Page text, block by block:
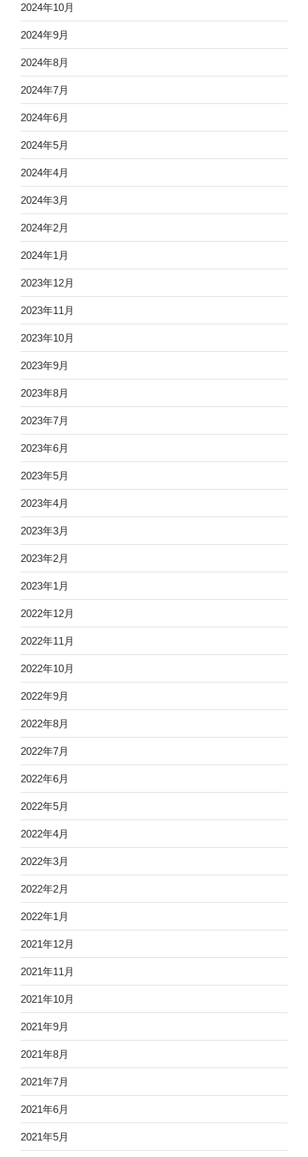
2024年10月
2024年9月
2024年8月
2024年7月
2024年6月
2024年5月
2024年4月
2024年3月
2024年2月
2024年1月
2023年12月
2023年11月
2023年10月
2023年9月
2023年8月
2023年7月
2023年6月
2023年5月
2023年4月
2023年3月
2023年2月
2023年1月
2022年12月
2022年11月
2022年10月
2022年9月
2022年8月
2022年7月
2022年6月
2022年5月
2022年4月
2022年3月
2022年2月
2022年1月
2021年12月
2021年11月
2021年10月
2021年9月
2021年8月
2021年7月
2021年6月
2021年5月